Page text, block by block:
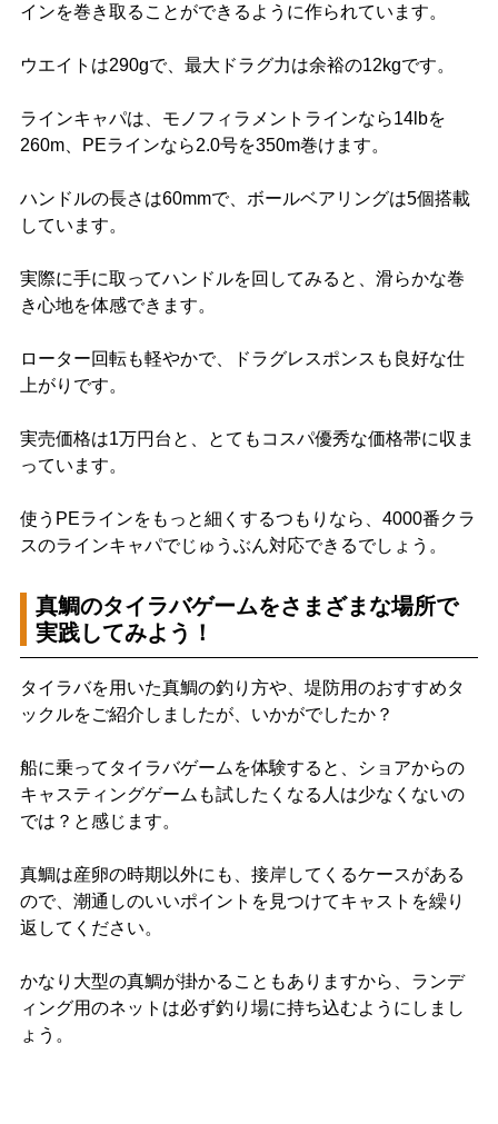
インを巻き取ることができるように作られています。
ウエイトは290gで、最大ドラグ力は余裕の12kgです。
ラインキャパは、モノフィラメントラインなら14lbを
260m、PEラインなら2.0号を350m巻けます。
ハンドルの長さは60mmで、ボールベアリングは5個搭載
しています。
実際に手に取ってハンドルを回してみると、滑らかな巻
き心地を体感できます。
ローター回転も軽やかで、ドラグレスポンスも良好な仕
上がりです。
実売価格は1万円台と、とてもコスパ優秀な価格帯に収ま
っています。
使うPEラインをもっと細くするつもりなら、4000番クラ
スのラインキャパでじゅうぶん対応できるでしょう。
真鯛のタイラバゲームをさまざまな場所で
実践してみよう！
タイラバを用いた真鯛の釣り方や、堤防用のおすすめタ
ックルをご紹介しましたが、いかがでしたか？
船に乗ってタイラバゲームを体験すると、ショアからの
キャスティングゲームも試したくなる人は少なくないの
では？と感じます。
真鯛は産卵の時期以外にも、接岸してくるケースがある
ので、潮通しのいいポイントを見つけてキャストを繰り
返してください。
かなり大型の真鯛が掛かることもありますから、ランデ
ィング用のネットは必ず釣り場に持ち込むようにしまし
ょう。